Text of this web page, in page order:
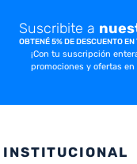
Suscribite a
OBTENÉ 5% DE DESCUENTO
¡Con tu suscripción
promociones y ofertas en
INSTITUCIONAL